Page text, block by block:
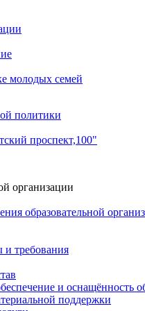
молодых семей
политики
проспект,100"
организации
образовательной
и требования
и оснащённость
поддержки